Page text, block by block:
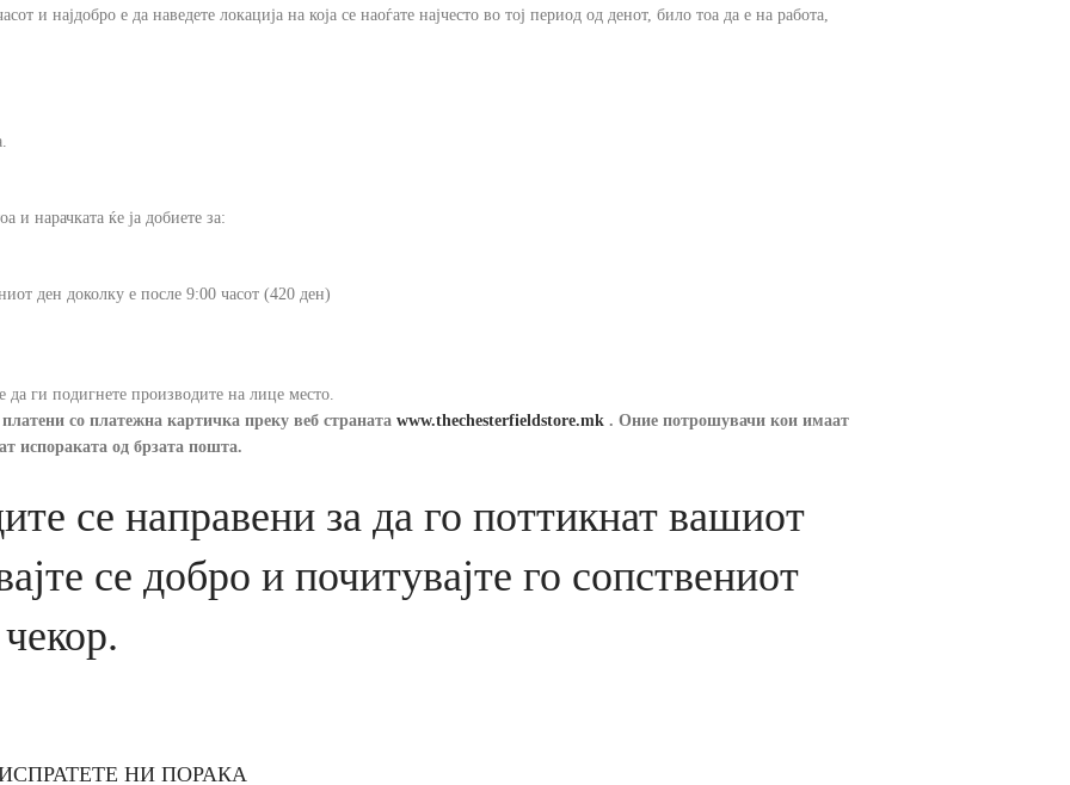
и најдобро е да наведете локација на која се наоѓате најчесто во тој период од денот, било тоа да е на работа,
и нарачката ќе ја добиете за:
ден доколку е после 9:00 часот (420 ден)
да ги подигнете производите на лице место.
со платежна картичка преку веб странатаwww.thechesterfieldstore.mk . Оние потрошувачи кои имаат
испораката од брзата пошта.
се направени за да го поттикнат вашиот
се добро и почитувајте го сопствениот
НИ ПОРАКА